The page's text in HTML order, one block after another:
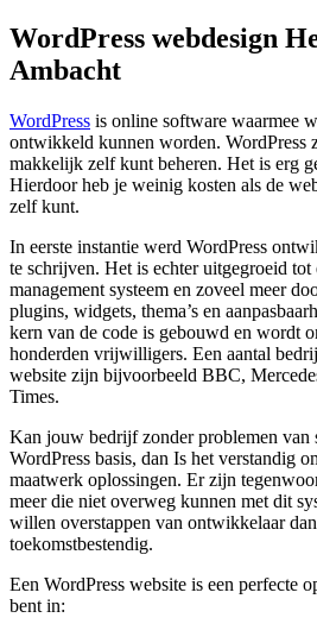
WordPress webdesign
Ambacht
WordPress is online software waarmee
ontwikkeld kunnen worden. WordPress
makkelijk zelf kunt beheren. Het is erg
Hierdoor heb je weinig kosten als de
zelf kunt.
In eerste instantie werd WordPress
te schrijven. Het is echter uitgegroeid
management systeem en zoveel meer
plugins, widgets, thema’s en
kern van de code is gebouwd en wordt
honderden vrijwilligers. Een aantal
website zijn bijvoorbeeld BBC,
Times.
Kan jouw bedrijf zonder problemen van
WordPress basis, dan Is het verstandig
maatwerk oplossingen. Er zijn
meer die niet overweg kunnen met dit
willen overstappen van ontwikkelaar
toekomstbestendig.
Een WordPress website is een perfecte
bent in: